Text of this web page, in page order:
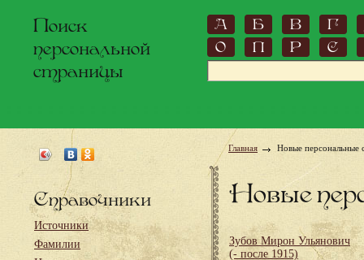
Поиск
персональной
страницы
А Б В
Г
О
П Р С
Справочники
Источники
Фамилии
Главная Новые персональные
Новые
Зубов Мирон Ульянович
(- после 1915)